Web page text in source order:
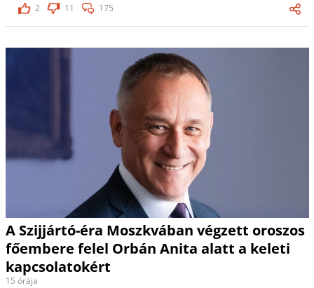
2
11 175
A Szijjártó-éra Moszkvában végzett oroszos
főembere felel Orbán Anita alatt a keleti
kapcsolatokért
15 órája